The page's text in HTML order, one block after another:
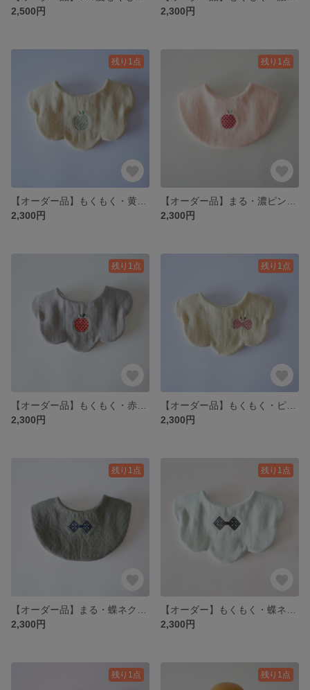
2,500円
2,300円
残り1点
2,300円
残り1点
2,300円
残り1点
2,300円
残り1点
2,300円
残り1点
2,300円
残り1点
2,300円
残り1点 残り1点